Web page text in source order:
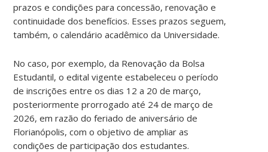
prazos e condições para concessão, renovação e
continuidade dos benefícios. Esses prazos seguem,
também, o calendário acadêmico da Universidade.
No caso, por exemplo, da Renovação da Bolsa
Estudantil, o edital vigente estabeleceu o período
de inscrições entre os dias 12 a 20 de março,
posteriormente prorrogado até 24 de março de
2026, em razão do feriado de aniversário de
Florianópolis, com o objetivo de ampliar as
condições de participação dos estudantes.